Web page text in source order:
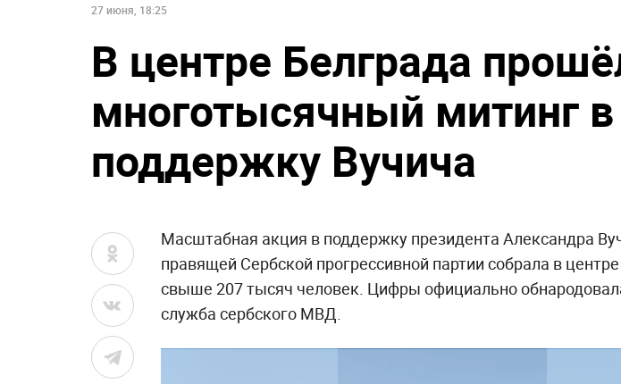
27 июня, 18:25
В центре Белграда
многотысячный митинг в
поддержку Вучича
Масштабная акция в поддержку президента Александра
правящей Сербской прогрессивной партии собрала в
свыше 207 тысяч человек. Цифры официально
служба сербского МВД.